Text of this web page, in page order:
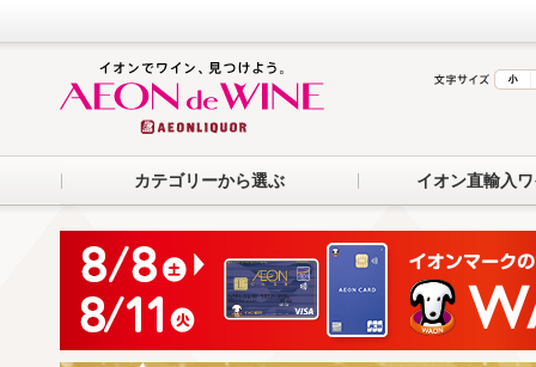
カテゴリーから選ぶ イオン直輸入